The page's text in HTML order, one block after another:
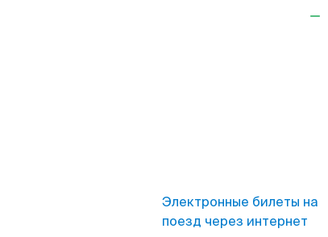
Электронные билеты на
поезд через интернет